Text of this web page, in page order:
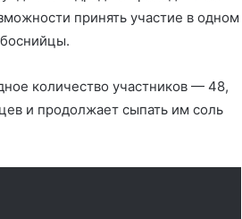
принять участие в одном
количество участников — 48,
и продолжает сыпать им соль